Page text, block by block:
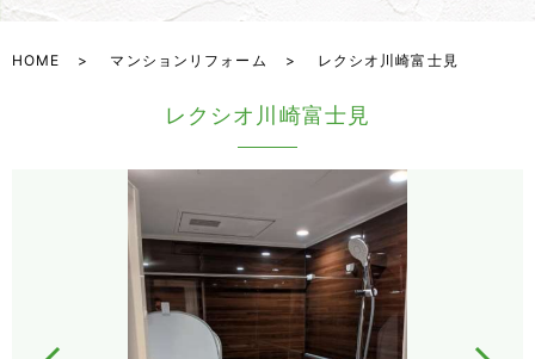
HOME マンションリフォーム レクシオ川崎富士見
レクシオ川崎富士見